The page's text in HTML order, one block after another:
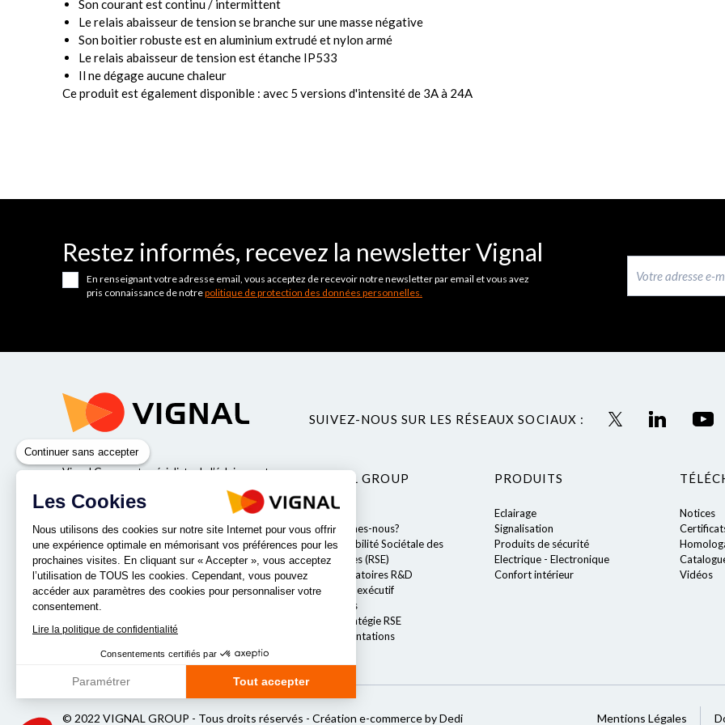
Son courant est continu / intermittent
Le relais abaisseur de tension se branche sur une masse négative
Son boitier robuste est en aluminium extrudé et nylon armé
Le relais abaisseur de tension est étanche IP533
Il ne dégage aucune chaleur
Ce produit est également disponible : avec 5 versions d'intensité de 3A à 24A
Restez informés, recevez la newsletter Vignal
En renseignant votre adresse email, vous acceptez de recevoir notre newsletter par email et vous avez
pris connaissance de notrepolitique de protection des données personnelles.
Vignal Group est spécialiste de l’éclairage et
de la sécurité pour véhicules industriels.
NOS IMPLANTATIONS
SUIVEZ-NOUS SUR LES RÉSEAUX SOCIAUX :
VIGNAL GROUP
Valeurs
Qui sommes-nous?
Responsabilité Sociétale des
Entreprises (RSE)
Nos laboratoires R&D
Le comité exécutif
Nos offres
Notre stratégie RSE
Nos implantations
PRODUITS
Eclairage
Signalisation
Produits de sécurité
Electrique - Electronique
Confort intérieur
Notices
Vidéos
© 2022 VIGNAL GROUP - Tous droits réservés - Création e-commerce by Dedi Mentions Légales
Continuer sans accepter
Les Cookies
Nous utilisons des cookies sur notre site Internet pour vous offrir
une expérience optimale en mémorisant vos préférences pour les
prochaines visites. En cliquant sur « Accepter », vous acceptez
l’utilisation de TOUS les cookies. Cependant, vous pouvez
accéder aux paramètres des cookies pour personnaliser votre
consentement.
Lire la politique de confidentialité
Consentements certifiés par
Paramétrer Tout accepter